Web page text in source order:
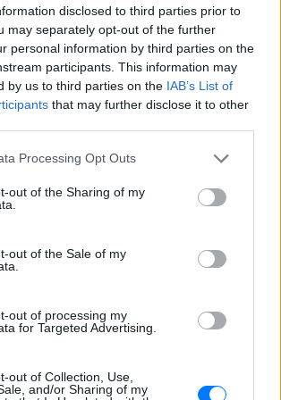
disclosed to third parties prior to
may separately opt-out of the further
personal information by third parties on the
participants. This information may
by us to third parties on the IAB’s List of
that may further disclose it to other
Processing Opt Outs
out of the Sharing of my
out of the Sale of my
out of processing my
for Targeted Advertising.
out of Collection, Use,
and/or Sharing of my
ΔΙΑΦΗΜΙΣΗ